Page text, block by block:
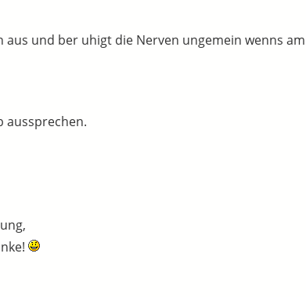
und ber uhigt die Nerven ungemein wenns
aussprechen.